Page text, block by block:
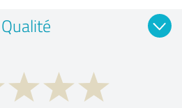
Qualité